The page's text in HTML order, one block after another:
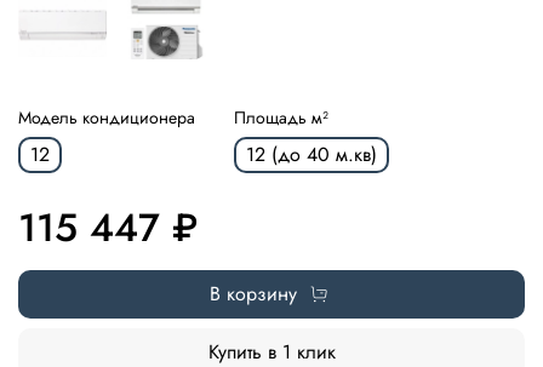
Модель кондиционера
12
Площадь м²
12 (до 40 м.кв)
115 447 ₽
В корзину
Купить в 1 клик